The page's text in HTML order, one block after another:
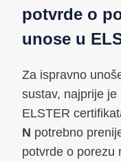
potvrde o
unose u
Za ispravno
sustav, najprije
ELSTER
N potrebno
potvrde o porezu